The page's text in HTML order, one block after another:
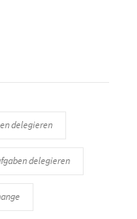
delegieren
delegieren